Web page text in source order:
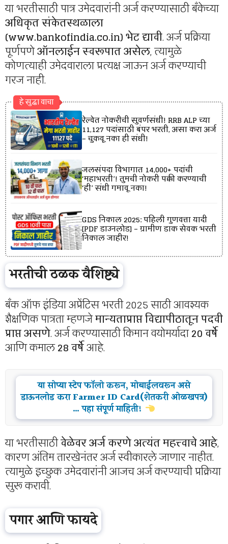
या भरतीसाठी पात्र उमेदवारांनी अर्ज करण्यासाठी बँकेच्या
अधिकृत संकेतस्थळाला
(www.bankofindia.co.in) भेट द्यावी. अर्ज प्रक्रिया
पूर्णपणेऑनलाईन स्वरूपात असेल, त्यामुळे
कोणत्याही उमेदवाराला प्रत्यक्ष जाऊन अर्ज करण्याची
गरज नाही.
हे सुद्धा वाचा
रेल्वेत नोकरीची सुवर्णसंधी! RRB ALP च्या
11,127 पदांसाठी बंपर भरती, असा करा अर्ज
– चुकवू नका ही संधी!
जलसंपदा विभागात 14,000+ पदांची
‘महाभरती’! तुमची नोकरी पक्की करण्याची
‘ही’ संधी गमावू नका!
GDS निकाल 2025: पहिली गुणवत्ता यादी
[PDF डाउनलोड] – ग्रामीण डाक सेवक भरती
निकाल जाहीर!
भरतीची ठळक वैशिष्ट्ये
बँक ऑफ इंडिया अप्रेंटिस भरती 2025 साठी आवश्यक
शैक्षणिक पात्रता म्हणजेमान्यताप्राप्त विद्यापीठातून पदवी
प्राप्त असणे. अर्ज करण्यासाठी किमान वयोमर्यादा20 वर्षे
आणि कमाल28 वर्षेआहे.
या सोप्या स्टेप फॉलो करून, मोबाईलवरून असे
डाऊनलोड करा Farmer ID Card(शेतकरी ओळखपत्र)
… पहा संपूर्ण माहिती!
या भरतीसाठीवेळेवर अर्ज करणे अत्यंत महत्त्वाचे आहे,
कारण अंतिम तारखेनंतर अर्ज स्वीकारले जाणार नाहीत.
त्यामुळे इच्छुक उमेदवारांनी आजच अर्ज करण्याची प्रक्रिया
सुरू करावी.
पगार आणि फायदे